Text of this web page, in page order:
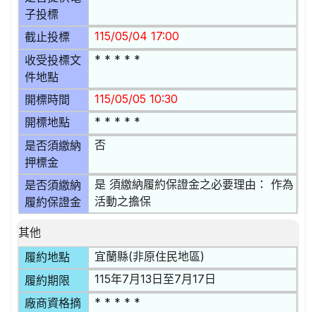
子投標
截止投標 115/05/04 17:00
收受投標文
件地點
* * * * *
開標時間 115/05/05 10:30
開標地點 * * * * *
是否須繳納
押標金
否
是否須繳納
履約保證金
是 須繳納履約保證金之必要理由： 作為
活動之擔保
其他
履約地點
宜蘭縣(非原住民地區)
履約期限 115年7月13日至7月17日
廠商資格摘
* * * * *